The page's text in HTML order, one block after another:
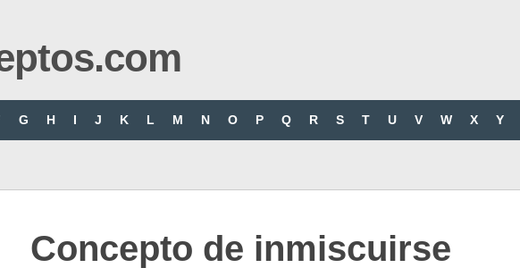
G H I J K L M N O P Q R S T U V W X Y
Concepto de inmiscuirse